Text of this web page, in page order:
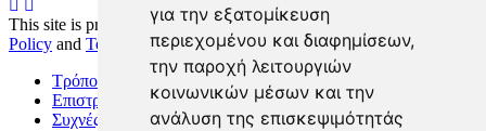
για την εξατομίκευση
περιεχομένου και διαφημίσεων,
την παροχή λειτουργιών
κοινωνικών μέσων και την
ανάλυση της επισκεψιμότητάς
This site is protected by reCAPTCHA and the Google
Policy and Terms of Serviceapply.
Τρόποι Πληρωμής
Επιστροφές/Αλλαγες
Συχνές Ερωτήσεις